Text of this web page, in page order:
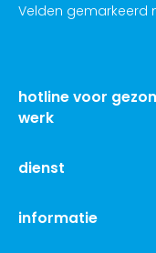
Velden gemarkeerd
hotline voor
werk
dienst
informatie